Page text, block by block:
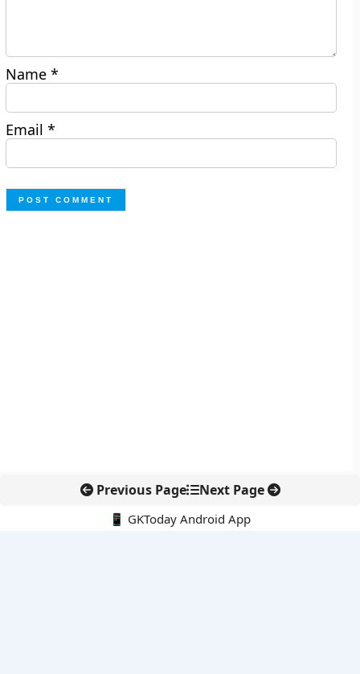
Name*
Email*
Previous Page Next Page
📱 GKToday Android App